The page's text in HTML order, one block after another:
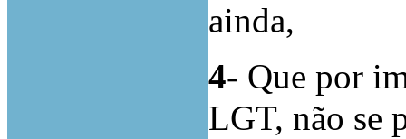
ainda,
4- Que por
LGT, não se